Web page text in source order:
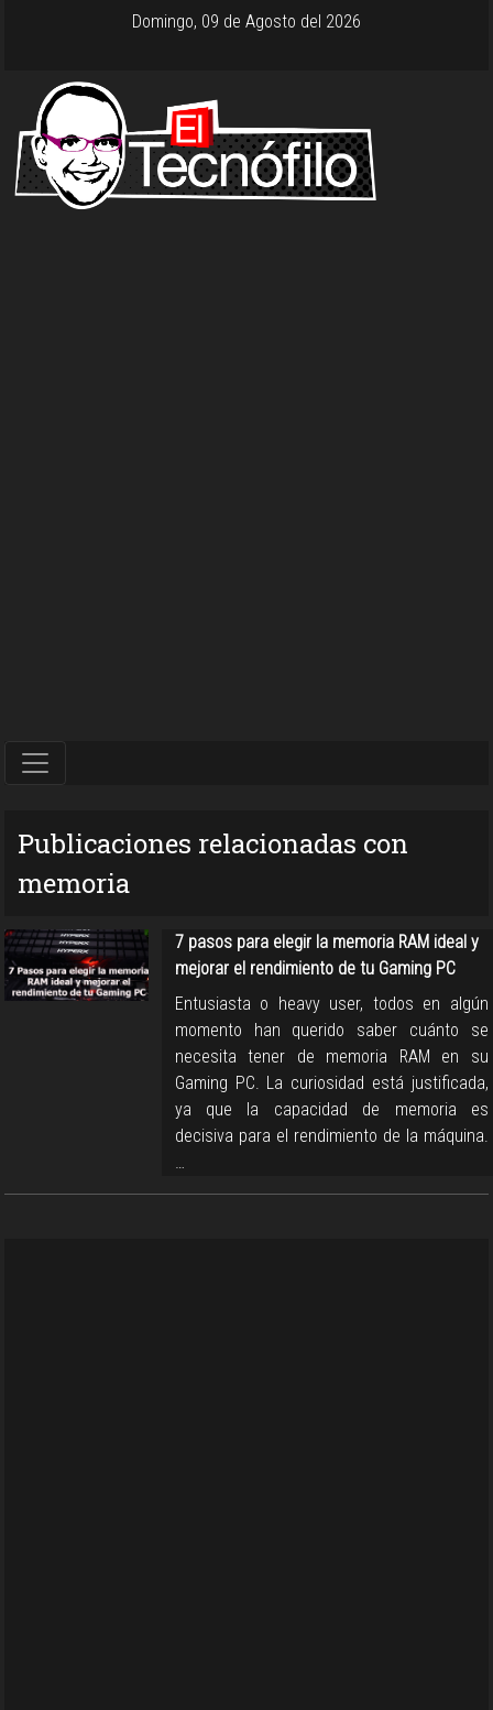
Domingo, 09 de Agosto del 2026
Publicaciones relacionadas con
memoria
7 pasos para elegir la memoria RAM ideal y
mejorar el rendimiento de tu Gaming PC
Entusiasta o heavy user, todos en algún
momento han querido saber cuánto se
necesita tener de memoria RAM en su
Gaming PC. La curiosidad está justificada,
ya que la capacidad de memoria es
decisiva para el rendimiento de la máquina.